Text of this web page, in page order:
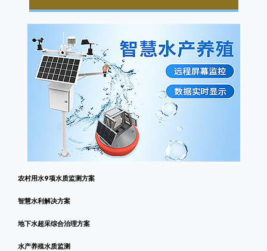
农村用水9项水质监测方案
智慧水利解决方案
地下水超采综合治理方案
水产养殖水质监测